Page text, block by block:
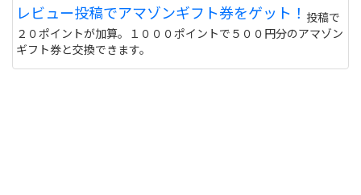
レビュー投稿でアマゾンギフト券をゲット！ 投稿で
２０ポイントが加算。１０００ポイントで５００円分のアマゾン
ギフト券と交換できます。